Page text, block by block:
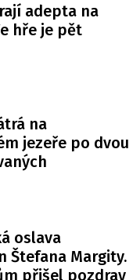
adepta na
hře je pět
na
jezeře po dvou
oslava
Štefana Margity.
přišel pozdrav